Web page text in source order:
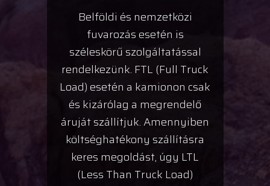
Belföldi és nemzetközi
fuvarozás esetén is
széleskörű szolgáltatással
rendelkezünk. FTL (Full Truck
Load) esetén a kamionon csak
és kizárólag a megrendelő
áruját szállítjuk. Amennyiben
költséghatékony szállításra
keres megoldást, úgy LTL
(Less Than Truck Load)